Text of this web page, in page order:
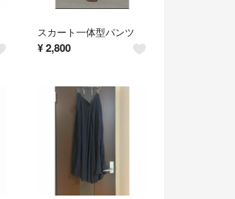
スカート一体型パンツ
¥2,800